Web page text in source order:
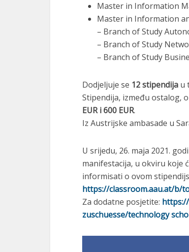
Master in Information
Master in Information
– Branch of Study
– Branch of Study
– Branch of Study
Dodjeljuje se 12 stipendija u
Stipendija, između ostalog,
EUR i 600 EUR.
Iz Austrijske ambasade u
U srijedu, 26. maja 2021.
manifestacija, u okviru koje
informisati o ovom
https://classroom.aau.at/b/
Za dodatne posjetite:
zuschuesse/technology